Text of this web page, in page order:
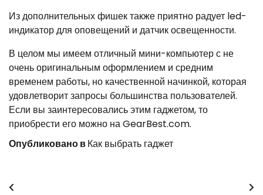
Из дополнительных фишек также приятно радует led-
индикатор для оповещений и датчик освещенности.
В целом мы имеем отличный мини-компьютер с не
очень оригинальным оформлением и средним
временем работы, но качественной начинкой, которая
удовлетворит запросы большинства пользователей.
Если вы заинтересовались этим гаджетом, то
приобрести его можно на GearBest.com.
Опубликовано вКак выбрать гаджет
Навигация